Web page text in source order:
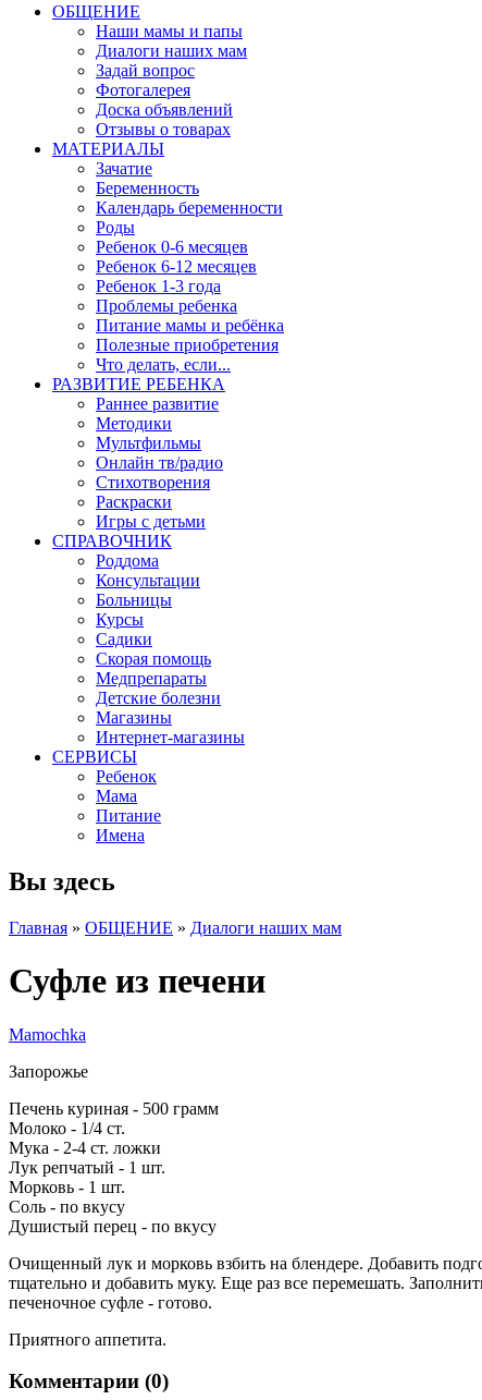
ОБЩЕНИЕ
Наши мамы и папы
Диалоги наших мам
Задай вопрос
Фотогалерея
Доска объявлений
Отзывы о товарах
МАТЕРИАЛЫ
Зачатие
Беременность
Календарь беременности
Роды
Ребенок 0-6 месяцев
Ребенок 6-12 месяцев
Ребенок 1-3 года
Проблемы ребенка
Питание мамы и ребёнка
Полезные приобретения
Что делать, если...
РАЗВИТИЕ РЕБЕНКА
Раннее развитие
Методики
Мультфильмы
Онлайн тв/радио
Стихотворения
Раскраски
Игры c детьми
СПРАВОЧНИК
Роддома
Консультации
Больницы
Курсы
Садики
Скорая помощь
Медпрепараты
Детские болезни
Магазины
Интернет-магазины
СЕРВИСЫ
Ребенок
Мама
Питание
Имена
Вы здесь
Главная » ОБЩЕНИЕ » Диалоги наших мам
Суфле из печени
Mamochka
Запорожье
Печень куриная - 500 грамм
Молоко - 1/4 ст.
Мука - 2-4 ст. ложки
Лук репчатый - 1 шт.
Морковь - 1 шт.
Соль - по вкусу
Душистый перец - по вкусу
Очищенный лук и морковь взбить на блендере. Добавить
тщательно и добавить муку. Еще раз все перемешать.
печеночное суфле - готово.
Приятного аппетита.
Комментарии (0)